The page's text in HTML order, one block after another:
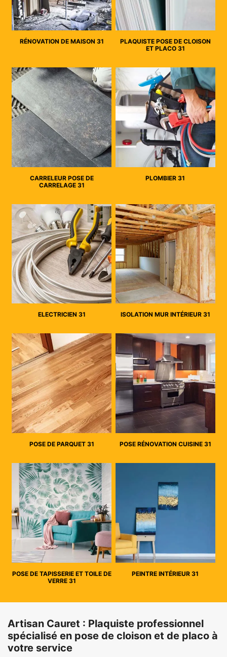
RÉNOVATION DE MAISON 31
PLAQUISTE POSE DE CLOISON
ET PLACO 31
CARRELEUR POSE DE
CARRELAGE 31
PLOMBIER 31
ELECTRICIEN 31 ISOLATION MUR INTÉRIEUR 31
POSE DE PARQUET 31 POSE RÉNOVATION CUISINE 31
POSE DE TAPISSERIE ET TOILE DE
VERRE 31
PEINTRE INTÉRIEUR 31
Artisan Cauret : Plaquiste professionnel
spécialisé en pose de cloison et de placo à
votre service